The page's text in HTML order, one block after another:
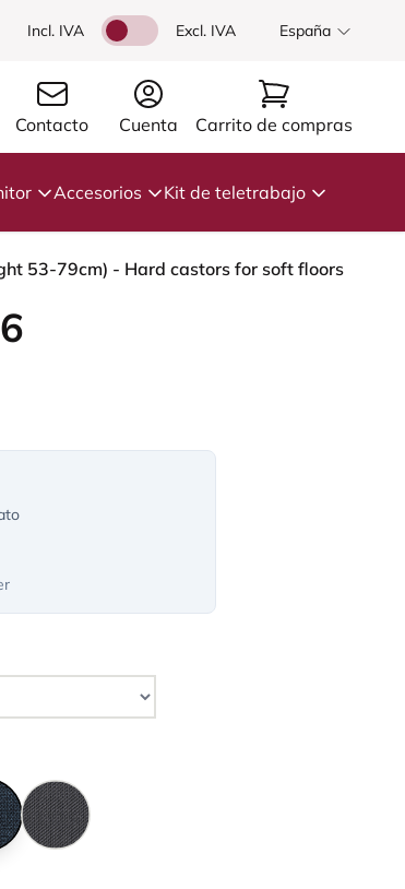
Incl. IVA Excl. IVA España
Contacto Cuenta Carrito de compras
Accesorios Kit de teletrabajo
53-79cm) - Hard castors for soft floors